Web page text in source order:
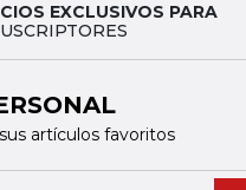
EXCLUSIVOS PARA
artículos favoritos